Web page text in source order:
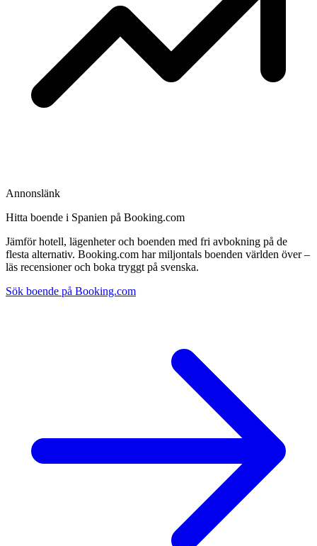
Annonslänk
Hitta boende i Spanien på Booking.com
Jämför hotell, lägenheter och boenden med fri avbokning på de
flesta alternativ. Booking.com har miljontals boenden världen över –
läs recensioner och boka tryggt på svenska.
Sök boende på Booking.com